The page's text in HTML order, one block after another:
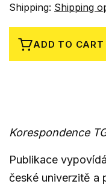
Shipping: Shipping
ADD TO CART
Korespondence
Publikace
české univerzitě a